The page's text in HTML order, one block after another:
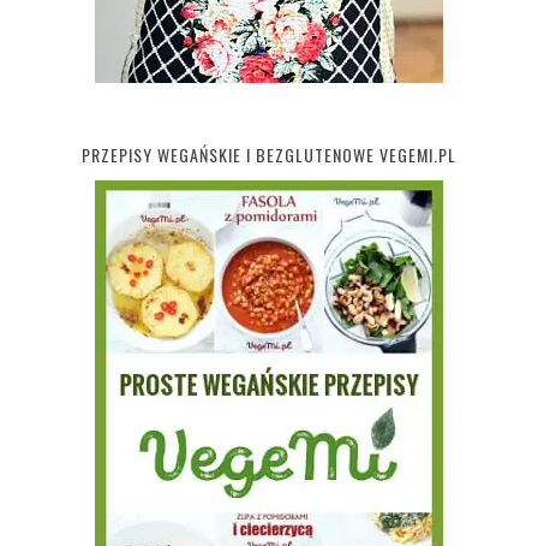
PRZEPISY WEGAŃSKIE I BEZGLUTENOWE VEGEMI.PL